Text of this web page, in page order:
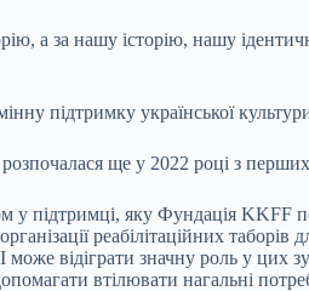
а за нашу історію, нашу
підтримку української
ще у 2022 році з
яку Фундація KKFF
реабілітаційних
відіграти значну роль у
втілювати нагальні